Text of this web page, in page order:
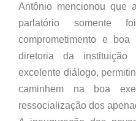
Antônio mencionou que
parlatório somente
comprometimento e
diretoria da
excelente diálogo,
caminhem na boa
ressocialização dos